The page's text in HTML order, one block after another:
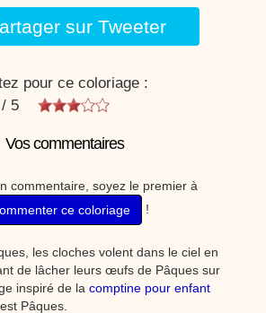
sur Tweeter
pour ce coloriage :
/ 5
Vos commentaires
commentaire, soyez le premier à
ce coloriage
!
les cloches volent dans le ciel en
de lâcher leurs œufs de Pâques sur
inspiré de la comptine pour enfant
Pâques.